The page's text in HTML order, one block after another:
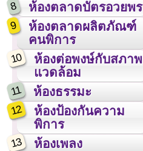
8 ห้องตลาดบัตรอวยพร
9
ห้องตลาดผลิตภัณฑ์
คนพิการ
10
ห้องต่อพงษ์กับสภาพ
แวดล้อม
11 ห้องธรรมะ
12
ห้องป้องกันความ
พิการ
13 ห้องเพลง